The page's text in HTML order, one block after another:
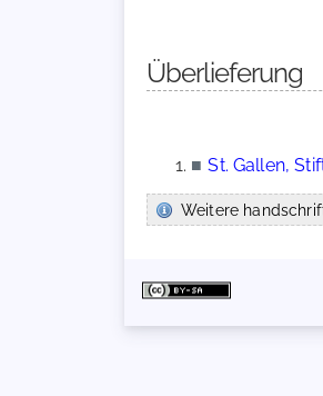
Überlieferung
■ St. Gallen,
Weitere